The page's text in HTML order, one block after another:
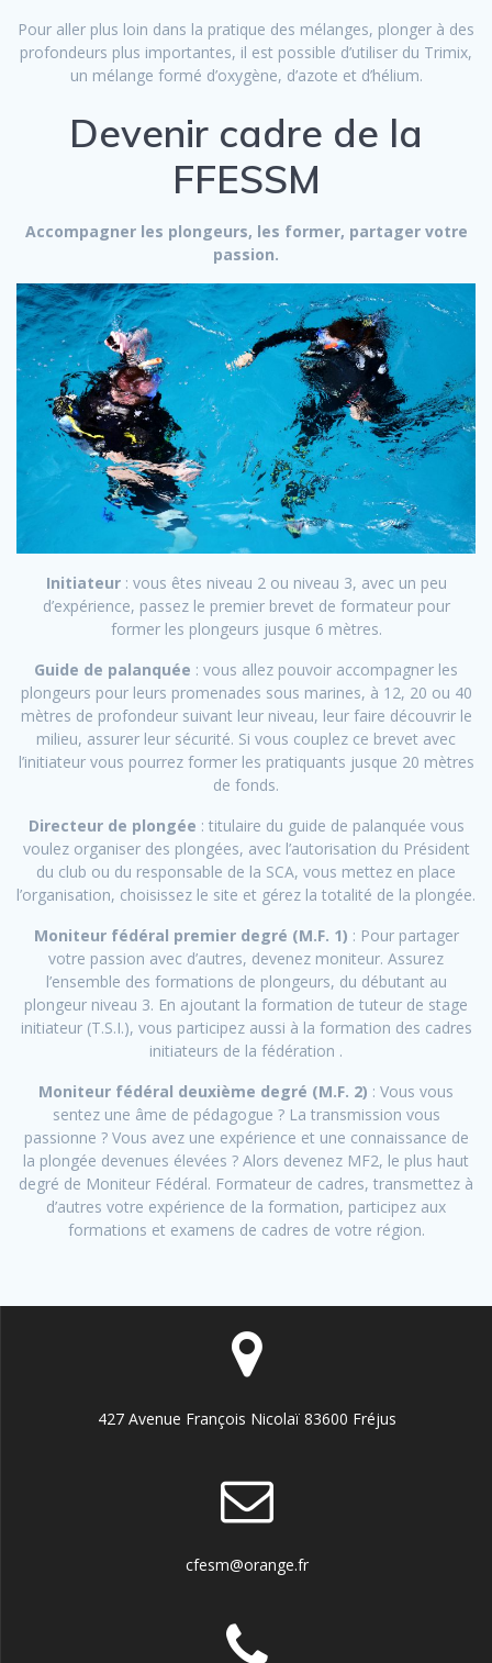
Pour aller plus loin dans la pratique des mélanges, plonger à des
profondeurs plus importantes, il est possible d’utiliser du Trimix,
un mélange formé d’oxygène, d’azote et d’hélium.
Devenir cadre de la
FFESSM
Accompagner les plongeurs, les former, partager votre
passion.
Initiateur : vous êtes niveau 2 ou niveau 3, avec un peu
d’expérience, passez le premier brevet de formateur pour
former les plongeurs jusque 6 mètres.
Guide de palanquée : vous allez pouvoir accompagner les
plongeurs pour leurs promenades sous marines, à 12, 20 ou 40
mètres de profondeur suivant leur niveau, leur faire découvrir le
milieu, assurer leur sécurité. Si vous couplez ce brevet avec
l’initiateur vous pourrez former les pratiquants jusque 20 mètres
de fonds.
Directeur de plongée : titulaire du guide de palanquée vous
voulez organiser des plongées, avec l’autorisation du Président
du club ou du responsable de la SCA, vous mettez en place
l’organisation, choisissez le site et gérez la totalité de la plongée.
Moniteur fédéral premier degré (M.F. 1) : Pour partager
votre passion avec d’autres, devenez moniteur. Assurez
l’ensemble des formations de plongeurs, du débutant au
plongeur niveau 3. En ajoutant la formation de tuteur de stage
initiateur (T.S.I.), vous participez aussi à la formation des cadres
initiateurs de la fédération .
Moniteur fédéral deuxième degré (M.F. 2) : Vous vous
sentez une âme de pédagogue ? La transmission vous
passionne ? Vous avez une expérience et une connaissance de
la plongée devenues élevées ? Alors devenez MF2, le plus haut
degré de Moniteur Fédéral. Formateur de cadres, transmettez à
d’autres votre expérience de la formation, participez aux
formations et examens de cadres de votre région.
427 Avenue François Nicolaï 83600 Fréjus
cfesm@orange.fr